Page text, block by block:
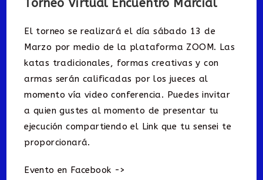
Torneo Virtual Encuentro Marcial
El torneo se realizará el día sábado 13 de
Marzo por medio de la plataforma ZOOM. Las
katas tradicionales, formas creativas y con
armas serán calificadas por los jueces al
momento vía video conferencia. Puedes invitar
a quien gustes al momento de presentar tu
ejecución compartiendo el Link que tu sensei te
proporcionará.
Evento en Facebook ->